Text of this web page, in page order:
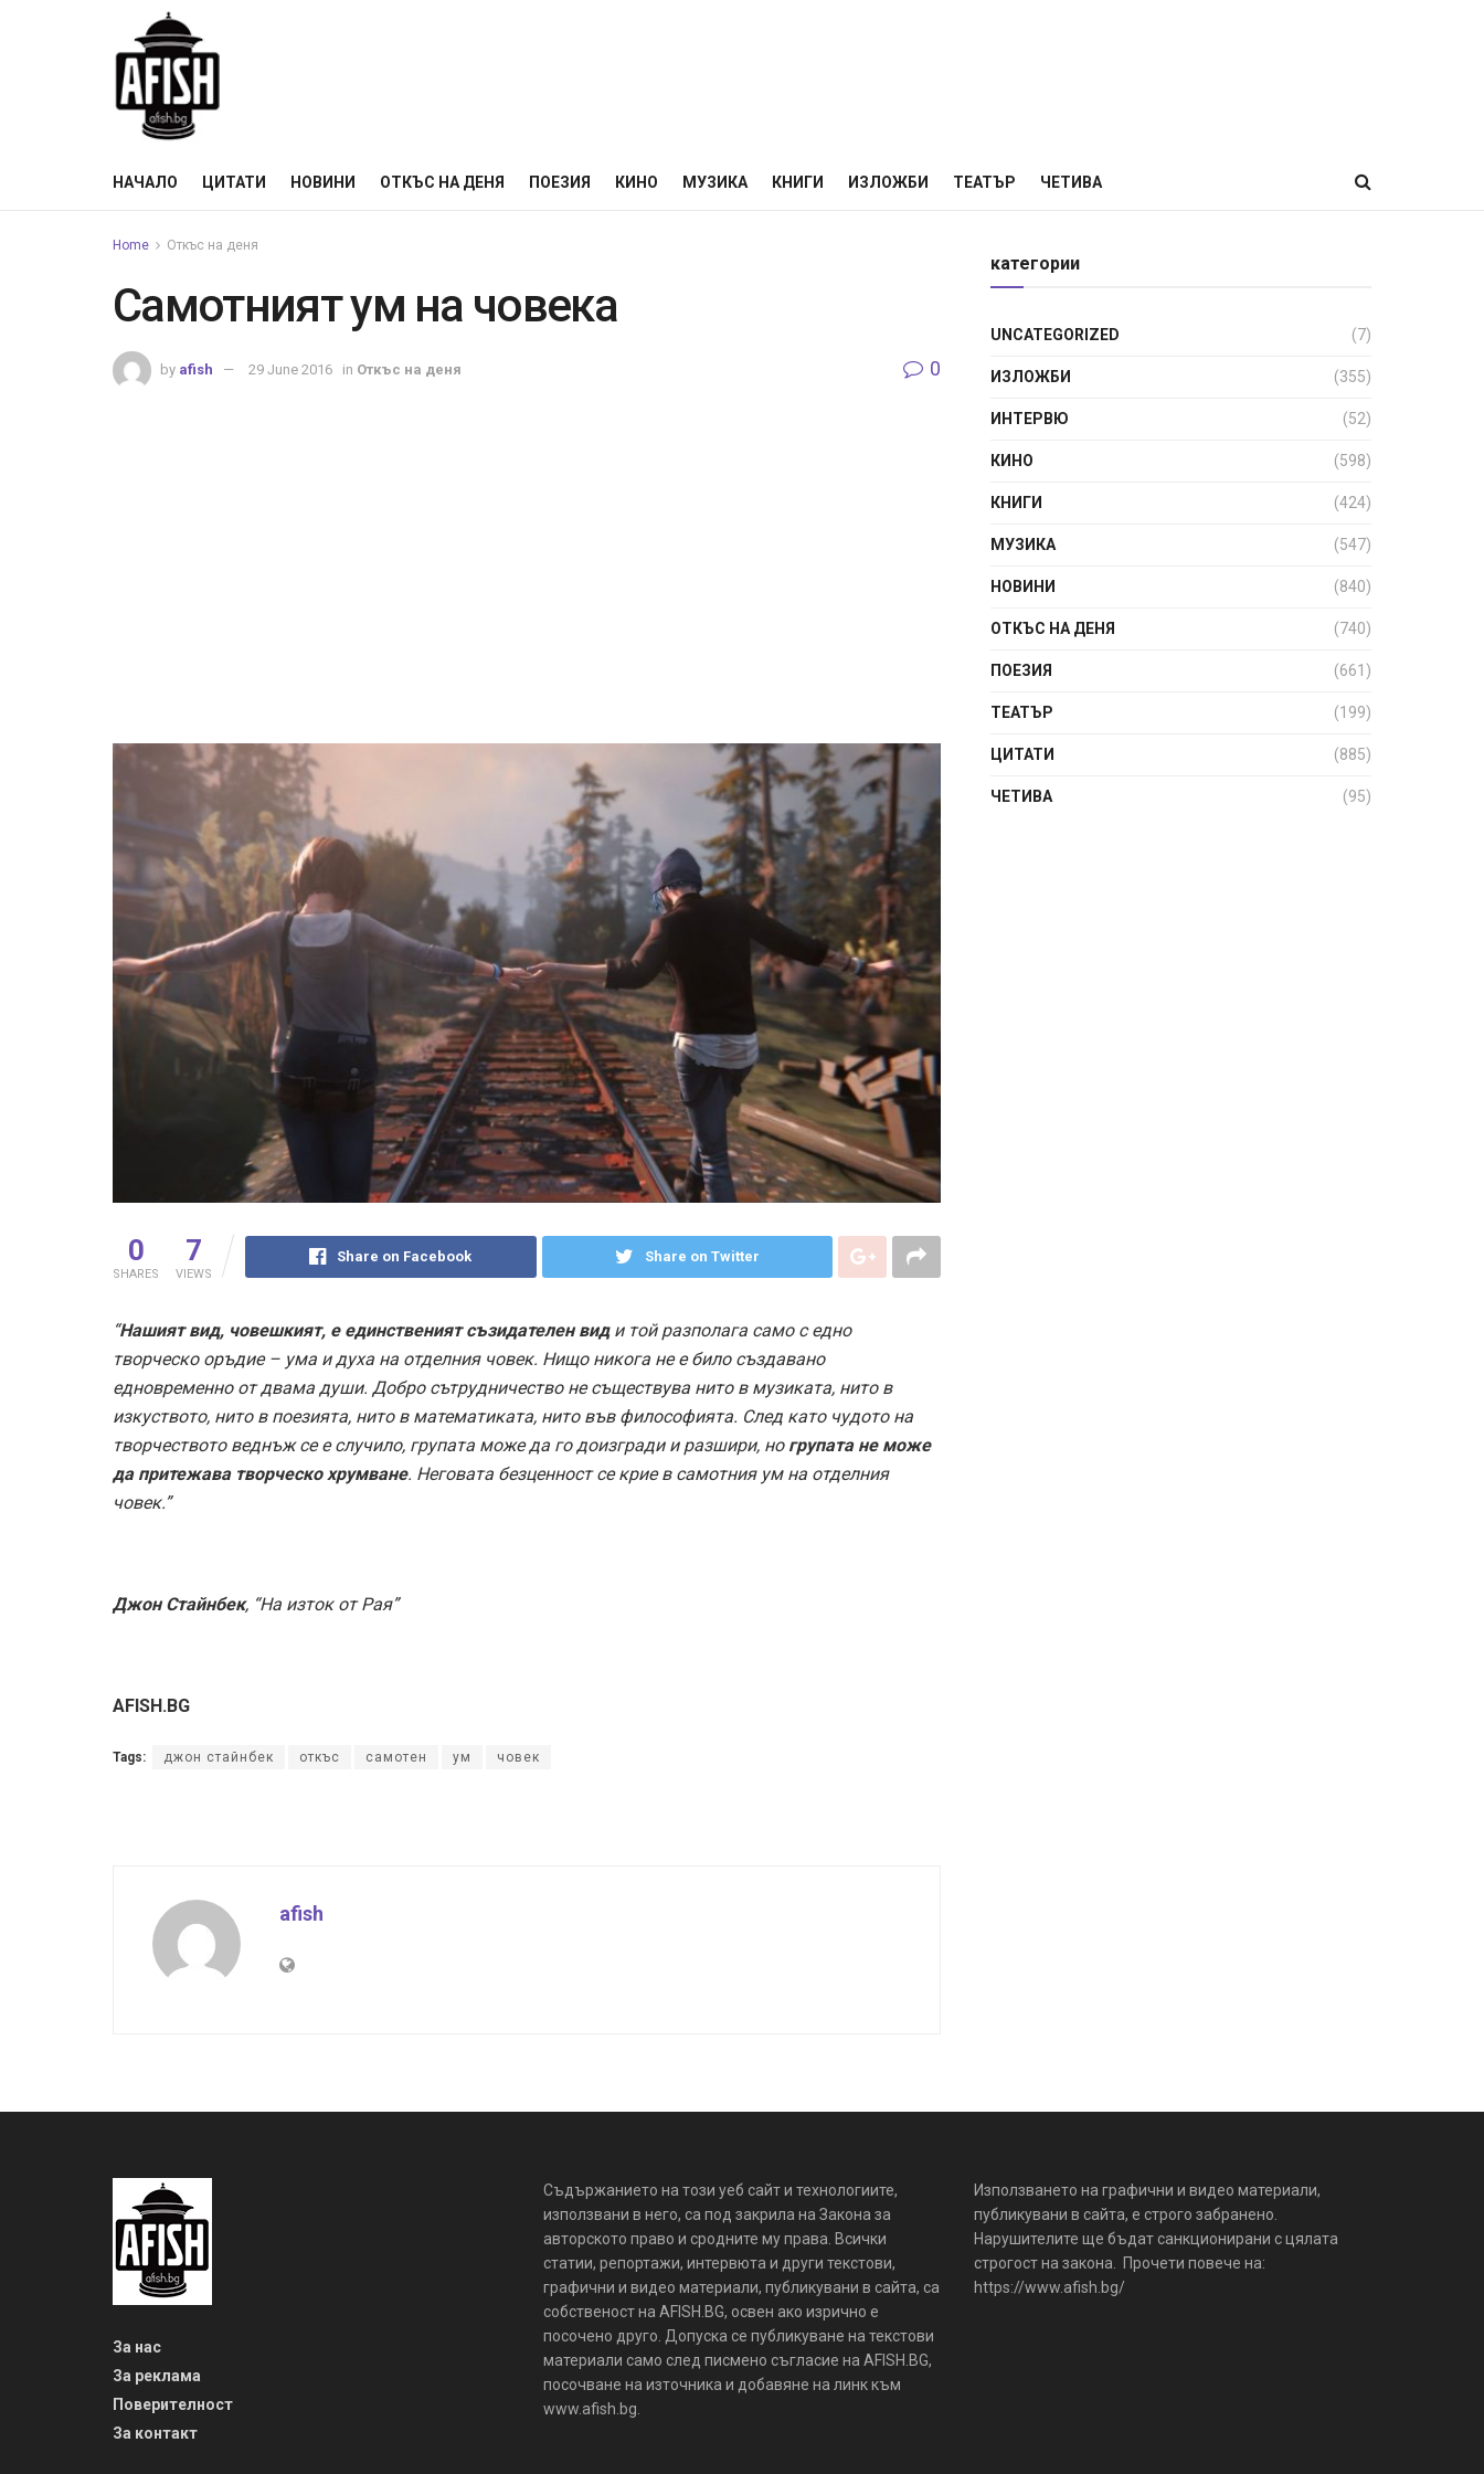
НАЧАЛО ЦИТАТИ НОВИНИ ОТКЪС НА ДЕНЯ ПОЕЗИЯ КИНО МУЗИКА КНИГИ ИЗЛОЖБИ ТЕАТЪР ЧЕТИВА
Home Откъс на деня
Самотният ум на човека
by afish 29 June 2016 in Откъс на деня 0
0
SHARES
7
VIEWS
Share on Facebook Share on Twitter
“Нашият вид, човешкият, е единственият съзидателен види той разполага само с едно
творческо оръдие – ума и духа на отделния човек. Нищо никога не е било създавано
едновременно от двама души. Добро сътрудничество не съществува нито в музиката, нито в
изкуството, нито в поезията, нито в математиката, нито във философията. След като чудото на
творчеството веднъж се е случило, групата може да го доизгради и разшири, но групата не може
да притежава творческо хрумване. Неговата безценност се крие в самотния ум на отделния
човек.”
Джон Стайнбек, “На изток от Рая”
AFISH.BG
Tags: джон стайнбек откъс самотен ум човек
afish
категории
UNCATEGORIZED (7)
ИЗЛОЖБИ (355)
ИНТЕРВЮ (52)
КИНО (598)
КНИГИ (424)
МУЗИКА (547)
НОВИНИ (840)
ОТКЪС НА ДЕНЯ (740)
ПОЕЗИЯ (661)
ТЕАТЪР (199)
ЦИТАТИ (885)
ЧЕТИВА (95)
За нас
За реклама
Поверителност
За контакт
Съдържанието на този уеб сайт и технологиите,
използвани в него, са под закрила на Закона за
авторското право и сродните му права. Всички
статии, репортажи, интервюта и други текстови,
графични и видео материали, публикувани в сайта, са
собственост на AFISH.BG, освен ако изрично е
посочено друго. Допуска се публикуване на текстови
материали само след писмено съгласие на AFISH.BG,
посочване на източника и добавяне на линк към
www.afish.bg.
Използването на графични и видео материали,
публикувани в сайта, е строго забранено.
Нарушителите ще бъдат санкционирани с цялата
строгост на закона. Прочети повече на:
https://www.afish.bg/